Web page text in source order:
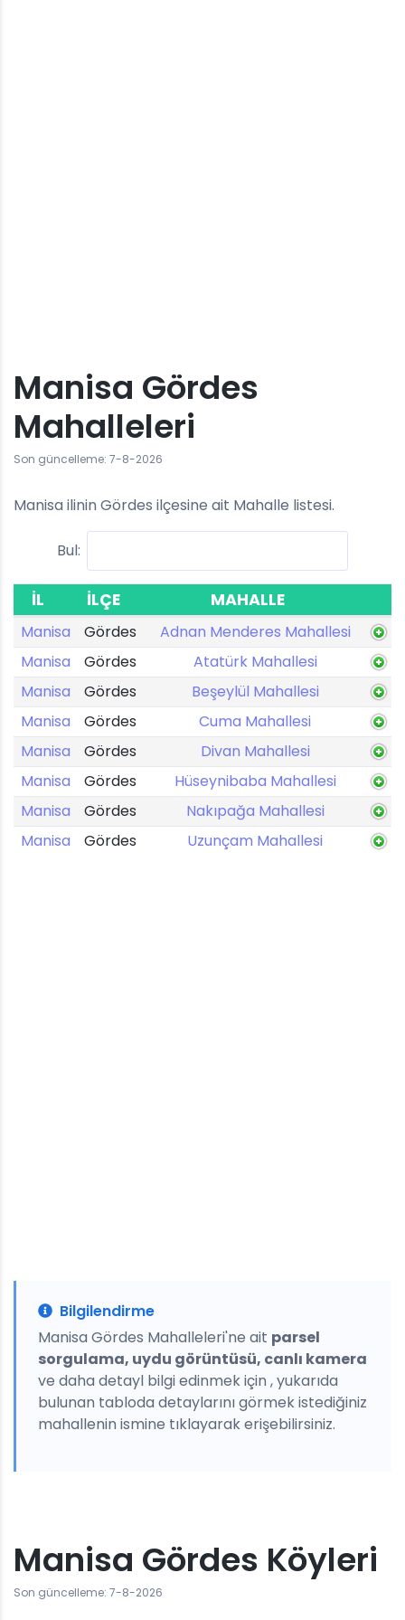
Manisa Gördes
Mahalleleri
Son güncelleme: 7-8-2026
Manisa ilinin Gördes ilçesine ait Mahalle listesi.
Bul:
İL İLÇE MAHALLE
Manisa Gördes
Adnan Menderes Mahallesi
Manisa
Gördes
Atatürk Mahallesi
Manisa
Gördes
Beşeylül Mahallesi
Manisa
Gördes
Cuma Mahallesi
Manisa
Gördes
Divan Mahallesi
Manisa
Gördes
Hüseynibaba Mahallesi
Manisa
Gördes
Nakıpağa Mahallesi
Manisa
Gördes Uzunçam Mahallesi
Bilgilendirme
Manisa Gördes Mahalleleri'ne ait parsel
sorgulama, uydu görüntüsü, canlı kamera
ve daha detayl bilgi edinmek için , yukarıda
bulunan tabloda detaylarını görmek istediğiniz
mahallenin ismine tıklayarak erişebilirsiniz.
Manisa Gördes Köyleri
Son güncelleme: 7-8-2026